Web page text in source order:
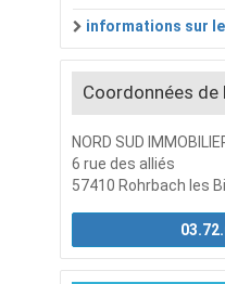
informations sur
Coordonnées de
NORD SUD
6 rue des alliés
57410 Rohrbach les